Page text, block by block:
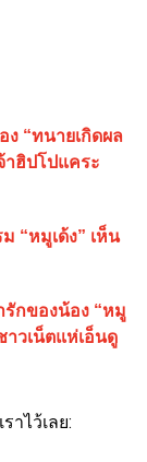
ง “ทนายเกิดผล
าฮิปโปแคระ
“หมูเด้ง” เห็น
กของน้อง “หมู
าวเน็ตแห่เอ็นดู
ไว้เลย: